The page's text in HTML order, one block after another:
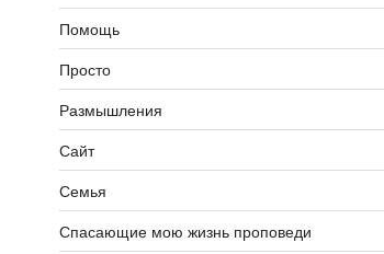
Помощь
Просто
Размышления
Сайт
Семья
Спасающие мою жизнь проповеди